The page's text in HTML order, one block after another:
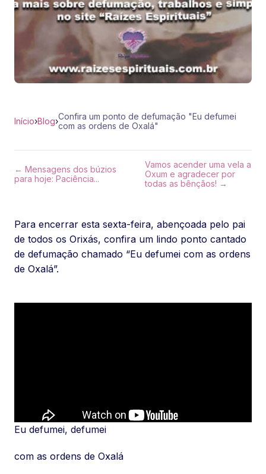
Início›Blog›Confira um ponto de defumação "Eu defumei
com as ordens de Oxalá"
← Mensagens dos búzios
para hoje: Paciência...
Vamos acender uma vela a
Oxum e agradecer por
todas as bênçãos! →
Para encerrar esta sexta-feira, abençoada pelo pai
de todos os Orixás, confira um lindo ponto cantado
de defumação chamado “Eu defumei com as ordens
de Oxalá”.
Eu defumei, defumei
com as ordens de Oxalá